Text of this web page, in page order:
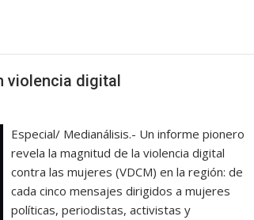
violencia digital
Especial/ Medianálisis.- Un informe pionero
revela la magnitud de la violencia digital
contra las mujeres (VDCM) en la región: de
cada cinco mensajes dirigidos a mujeres
políticas, periodistas, activistas y